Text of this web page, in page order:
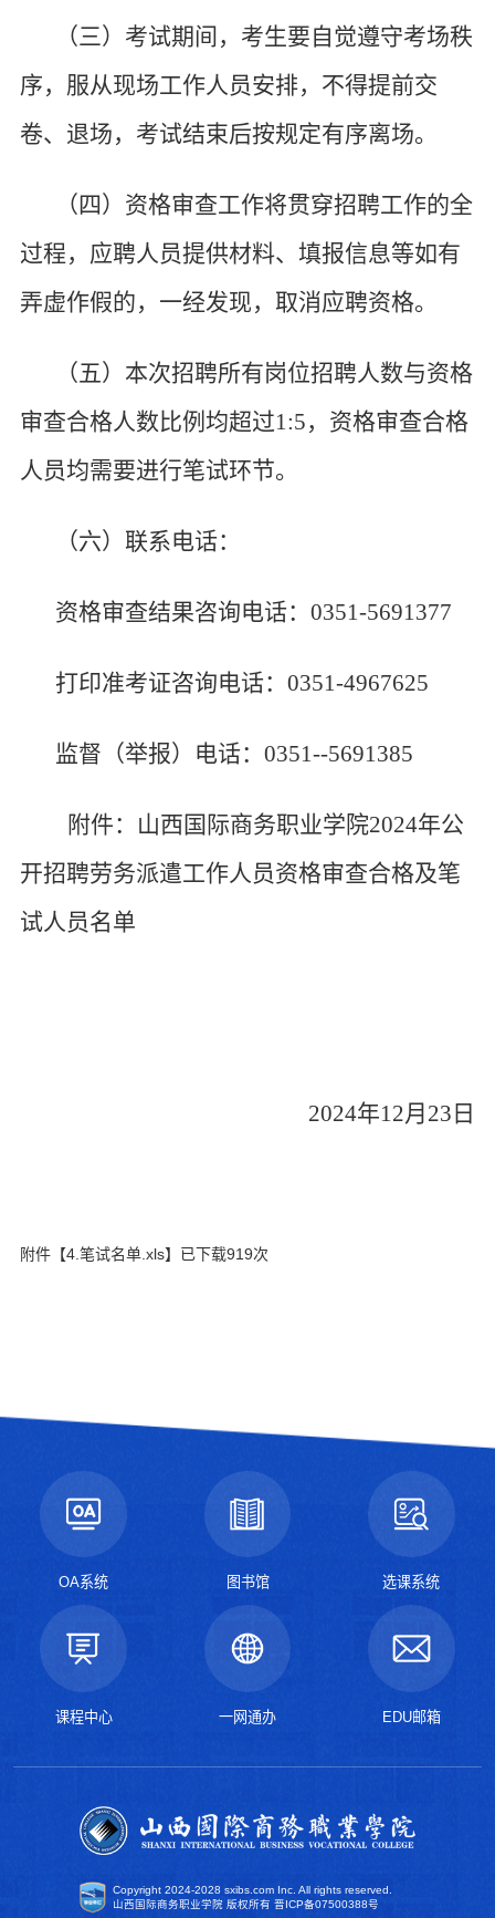
（三）考试期间，考生要自觉遵守考场秩
序，服从现场工作人员安排，不得提前交
卷、退场，考试结束后按规定有序离场。
（四）资格审查工作将贯穿招聘工作的全
过程，应聘人员提供材料、填报信息等如有
弄虚作假的，一经发现，取消应聘资格。
（五） 本次招聘所有岗位招聘人数与资格
审查合格人数比例 均超过1:5， 资格审查合格
人员均需要进行笔试环节。
（六）联系电话：
资格审查结果咨询电话： 0351-5691377
打印准考证咨询电话： 0351-4967625
监督（举报）电话： 0351--5691385
附件： 山西国际商务职业学院2024年公
开招聘劳务派遣工作人员资格审查合格及笔
试人员名单
2024年12月23日
附件【4.笔试名单.xls】已下载919次
OA系统 图书馆 选课系统
课程中心 一网通办 EDU邮箱
Copyright 2024-2028 sxibs.com Inc. All rights reserved.
山西国际商务职业学院 版权所有 晋ICP备07500388号